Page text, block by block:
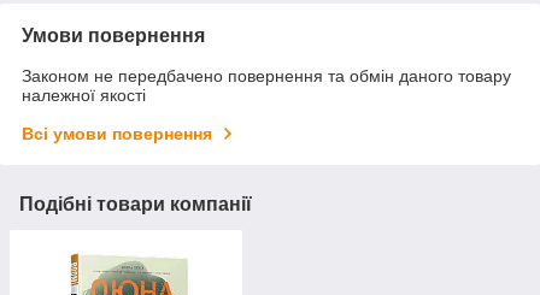
Умови повернення
Законом не передбачено повернення та обмін даного товару
належної якості
Всі умови повернення
Подібні товари компанії